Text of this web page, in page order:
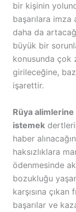
bir kişinin
başarılara imza
daha da
büyük bir
konusunda çok
girileceğine,
işarettir.
Rüya
istemek
haber
haksızlıklara
ödenmesinde
bozukluğu
karşısına
başarılar ve